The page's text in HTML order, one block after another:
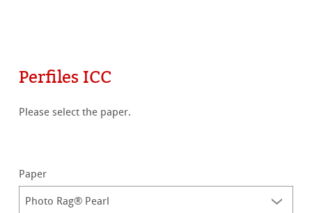
Perfiles ICC
Please select the paper.
Paper